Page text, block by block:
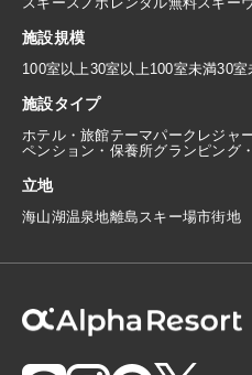
施設規模
100室以上30室以上100室未満30室
施設タイプ
ホテル・旅館テーマパーク レジャ
ペンション・保養所グランピング
立地
海山湖温泉地離島 スキー場市街地